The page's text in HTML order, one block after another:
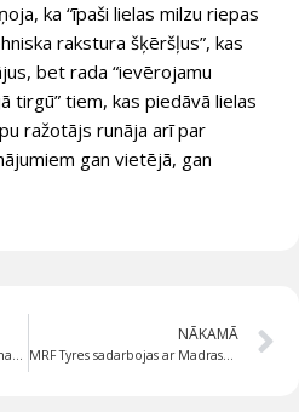
ka “īpaši lielas milzu riepas
rakstura šķēršļus”, kas
bet rada “ievērojamu
tirgū” tiem, kas piedāvā lielas
ražotājs runāja arī par
gan vietējā, gan
NĀKAMĀ
MRF Tyres sadarbojas ar Madrasas Kristīgo koledžu (Madras Christian College) inovāciju parka izveides jomā